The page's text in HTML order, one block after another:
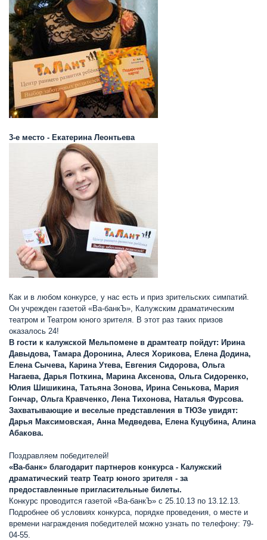
3-е место - Екатерина Леонтьева
Как и в любом конкурсе, у нас есть и приз зрительских симпатий.
Он учрежден газетой «Ва-банкЪ», Калужским драматическим
театром и Театром юного зрителя. В этот раз таких призов
оказалось 24!
В гости к калужской Мельпомене в драмтеатр пойдут: Ирина
Давыдова, Тамара Доронина, Алеся Хорикова, Елена Додина,
Елена Сычева, Карина Утева, Евгения Сидорова, Ольга
Нагаева, Дарья Поткина, Марина Аксенова, Ольга Сидоренко,
Юлия Шишикина, Татьяна Зонова, Ирина Сенькова, Мария
Гончар, Ольга Кравченко, Лена Тихонова, Наталья Фурсова.
Захватывающие и веселые представления в ТЮЗе увидят:
Дарья Максимовская, Анна Медведева, Елена Куцубина, Алина
Абакова.
Поздравляем победителей!
«Ва-банк» благодарит партнеров конкурса - Калужский
драматический театр Театр юного зрителя - за
предоставленные пригласительные билеты.
Конкурс проводится газетой «Ва-банкЪ» с 25.10.13 по 13.12.13.
Подробнее об условиях конкурса, порядке проведения, о месте и
времени награждения победителей можно узнать по телефону: 79-
04-55.